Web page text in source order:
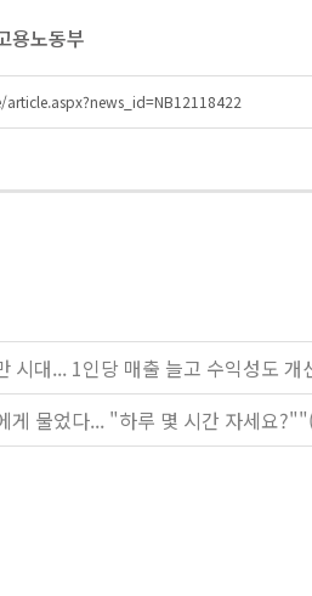
용노동부
시대... 1인당 매출 늘고 수익성도
게 물었다... "하루 몇 시간 자세요